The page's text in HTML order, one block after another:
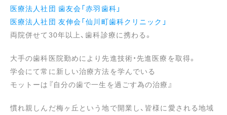
医療法人社団 歯友会「赤羽歯科」
医療法人社団 友伸会「仙川町歯科クリニック」
両院併せて30年以上、歯科診療に携わる。
大手の歯科医院勤めにより先進技術・先進医療を取得。
学会にて常に新しい治療方法を学んでいる
モットーは『自分の歯で一生を過ごす為の治療』
慣れ親しんだ梅ヶ丘という地で開業し、皆様に愛される地域